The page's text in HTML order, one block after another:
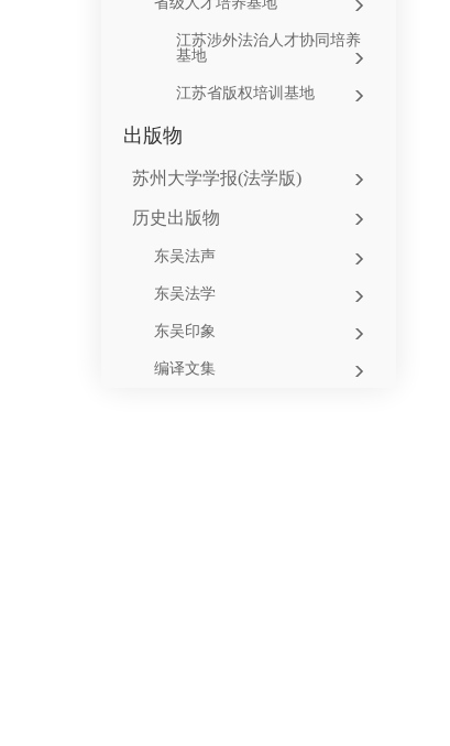
江苏涉外法治人才协同培养
基地
江苏省版权培训基地
出版物
苏州大学学报(法学版)
历史出版物
东吴法声
东吴法学
东吴印象
编译文集